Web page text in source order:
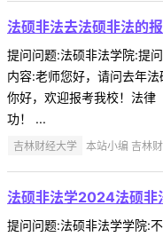
法硕非法去法硕非法的
提问问题:法硕非法学院:提
内容:老师您好，请问去年
你好，欢迎报考我校！法律
功！ ...
吉林财经大学 本站小编 吉林
法硕非法学2024法硕非
提问问题:法硕非法学学院: